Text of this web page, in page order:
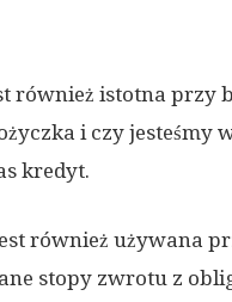
również istotna przy
i czy jesteśmy
kredyt.
również używana
stopy zwrotu z